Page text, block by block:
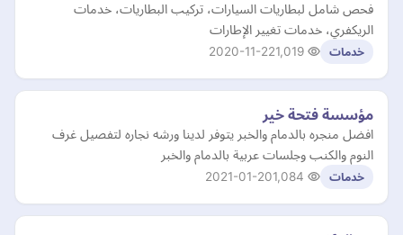
فحص شامل لبطاريات السيارات، تركيب البطاريات، خدمات
الريكفري، خدمات تغيير الإطارات
خدمات 2020-11-22
مؤسسة فتحة خير
افضل منجره بالدمام والخبر يتوفر لدينا ورشه نجاره لتفصيل غرف
النوم والكنب وجلسات عربية بالدمام والخبر
خدمات 2021-01-20